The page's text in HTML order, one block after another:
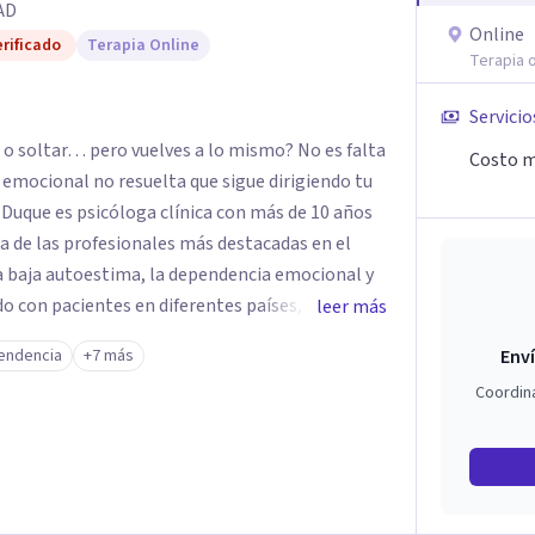
Terapia Online
soltar… pero vuelves a lo mismo? No es falta
no resuelta que sigue dirigiendo tu
de las profesionales más destacadas en el
autoestima, la dependencia emocional y
enfoque terapéutico se diferencia por una
raíz que lo origina. Su metodología
leer más
+7 más
Online
Terapia
Costo